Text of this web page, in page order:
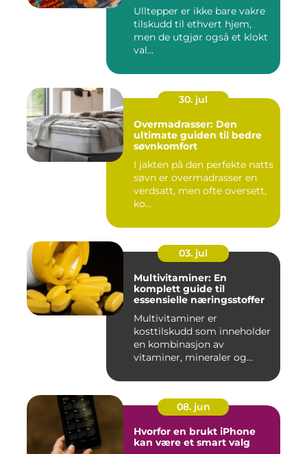
Ulltepper er ikke bare vakre
tilskudd til ethvert hjem,
men de utgjør også et klokt
val...
30. jul
Overmadrasser: Den
ultimate guiden til bedre
søvnkomfort
I jakten på den perfekte natts
søvn er overmadrasser en
verdsatt, men ofte oversett,
ko...
03. jul
Multivitaminer: En
komplett guide til
essensielle næringsstoffer
Multivitaminer er
kosttilskudd som inneholder
en kombinasjon av
vitaminer, mineraler og
08. jun
Hvorfor en brukt iPhone
kan være et smart valg